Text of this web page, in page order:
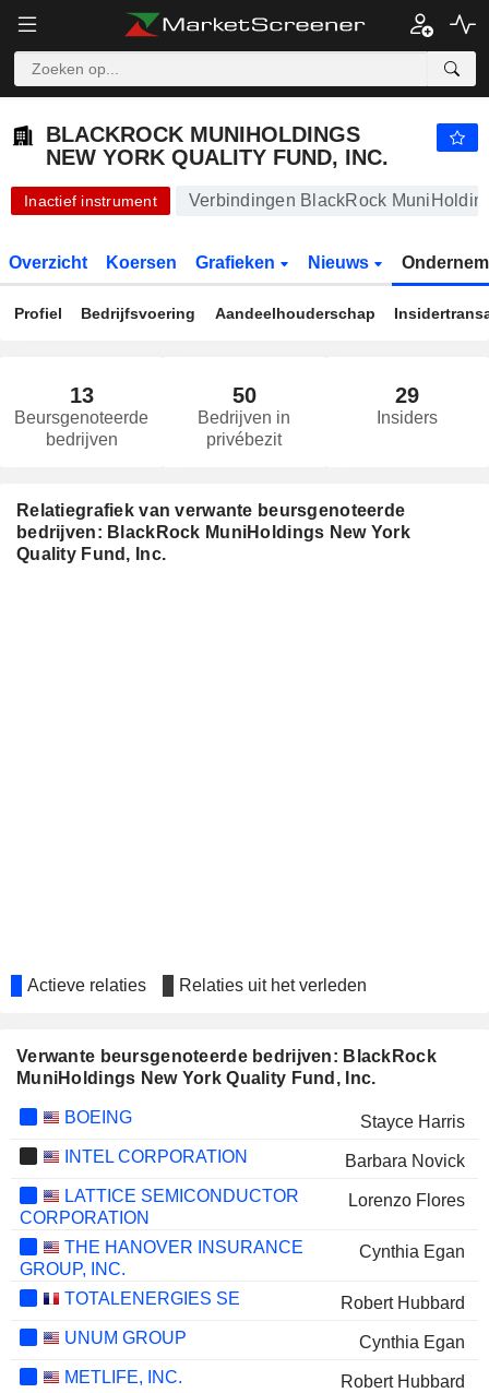
BLACKROCK MUNIHOLDINGS
NEW YORK QUALITY FUND, INC.
Inactief instrument Verbindingen BlackRock
Overzicht Koersen Grafieken Nieuws
Profiel Bedrijfsvoering Aandeelhouderschap
13
Beursgenoteerde
bedrijven
50
Bedrijven in
privébezit
29
Insiders
Relatiegrafiek van verwante beursgenoteerde
bedrijven: BlackRock MuniHoldings New York
Quality Fund, Inc.
Actieve relaties Relaties uit het verleden
Verwante beursgenoteerde bedrijven: BlackRock
MuniHoldings New York Quality Fund, Inc.
BOEING
Stayce Harris
INTEL CORPORATION
Barbara Novick
LATTICE SEMICONDUCTOR
CORPORATION
Lorenzo Flores
THE HANOVER INSURANCE
GROUP, INC.
Cynthia Egan
TOTALENERGIES SE
Robert Hubbard
UNUM GROUP
Cynthia Egan
METLIFE, INC.
Robert Hubbard